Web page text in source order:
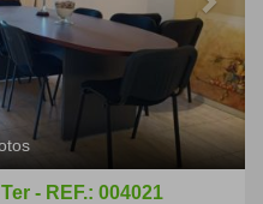
- REF.: 004021